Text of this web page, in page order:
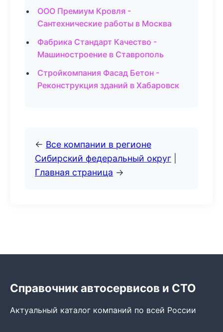
ООО Премиум Кровля -
Сантехнические работы в Москва
Фабрика Стандарт Качество -
Машиностроение в Ставрополь
Стройкомпания Фасад Бетон -
Реконструкция зданий в Хабаровск
← Все компании в регионе
Сибирский федеральный округ
Главная страница →
Справочник автосервисов и СТО
Актуальный каталог компаний по всей России